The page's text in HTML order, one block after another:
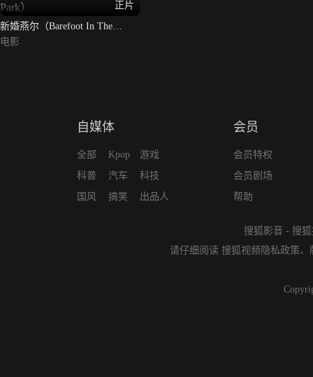
正片
新婚燕尔（Barefoot In The
Park）
电影
自媒体
全部
科普
国风
Kpop
汽车
搞笑
游戏
科技
出品人
会员
会员特权
会员剧场
帮助
搜狐影音 - 搜
请仔细阅读 搜狐视频隐私政策、